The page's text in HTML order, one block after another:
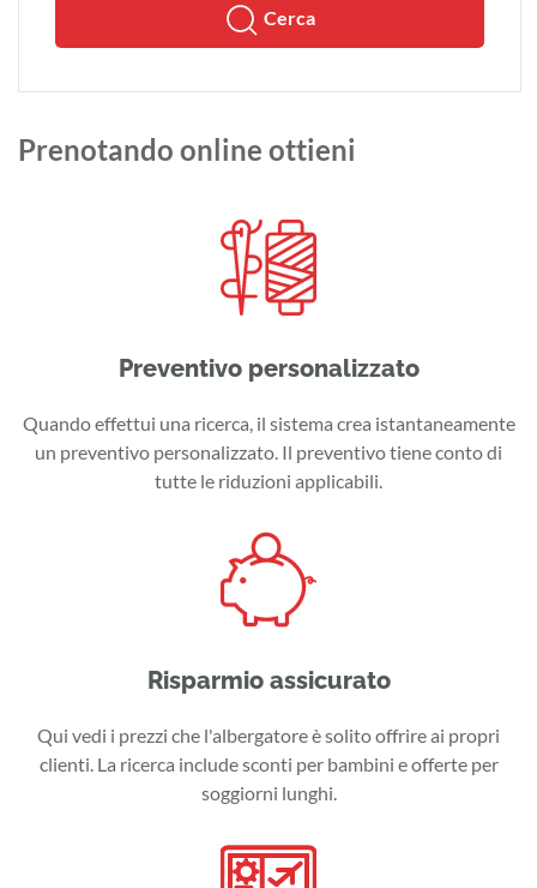
Cerca
Prenotando online ottieni
Preventivo personalizzato
Quando effettui una ricerca, il sistema crea istantaneamente
un preventivo personalizzato. Il preventivo tiene conto di
tutte le riduzioni applicabili.
Risparmio assicurato
Qui vedi i prezzi che l'albergatore è solito offrire ai propri
clienti. La ricerca include sconti per bambini e offerte per
soggiorni lunghi.